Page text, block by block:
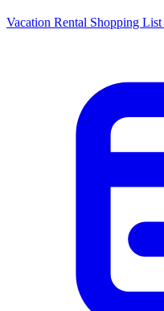
Vacation Rental Shopping List